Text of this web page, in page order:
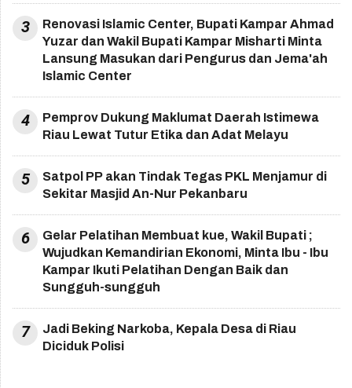
3
Renovasi Islamic Center, Bupati Kampar Ahmad
Yuzar dan Wakil Bupati Kampar Misharti Minta
Lansung Masukan dari Pengurus dan Jema'ah
Islamic Center
4
Pemprov Dukung Maklumat Daerah Istimewa
Riau Lewat Tutur Etika dan Adat Melayu
5
Satpol PP akan Tindak Tegas PKL Menjamur di
Sekitar Masjid An-Nur Pekanbaru
6
Gelar Pelatihan Membuat kue, Wakil Bupati ;
Wujudkan Kemandirian Ekonomi, Minta Ibu - Ibu
Kampar Ikuti Pelatihan Dengan Baik dan
Sungguh-sungguh
7
Jadi Beking Narkoba, Kepala Desa di Riau
Diciduk Polisi